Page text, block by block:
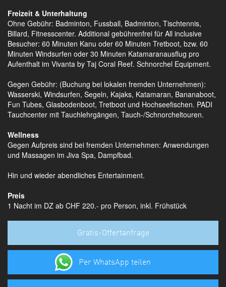
Freizeit & Unterhaltung
Ohne Gebühr: Badminton, Fussball, Badminton, Tischtennis,
Billard, Fitnesscenter. Additional gebührenfrei für All inclusive
Besucher: 60 Minuten Kanu oder 60 Minuten Tretboot, bzw. 60
Minuten Windsurfen oder 30 Minuten Katamaranausflug pro
Aufenthalt im Vivanta by Taj Coral Reef. Schnorchel Equipment.
Gegen Gebühr: (Buchung bei lokalen fremden Unternehmen):
Wasserski, Windsurfen, Segeln, Kajaks, Katamaran, Bananaboot,
Fun Tubes, Glasbodenboot, Tretboot und Hochseefischen. PADI
Tauchcenter mit Tauchlehrgängen, Tauch-/Schnorcheltouren.
Wellness
Gegen Aufpreis sind bei fremden Unternehmen: Anwendungen
und Massagen im Jiva Spa, Dampfbad.
Hin und wieder abendliches Entertainment.
Preis
1 Nacht im DZ ab CHF 220.- pro Person, inkl. Frühstück
Gratis-Offertanfrage
Per WhatsApp teilen